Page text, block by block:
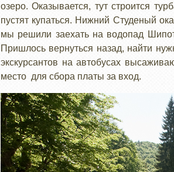
озеро. Оказывается, тут строится
пустят купаться. Нижний Студеный
мы решили заехать на водопад
Пришлось вернуться назад, найти
экскурсантов на автобусах
место для сбора платы за вход.